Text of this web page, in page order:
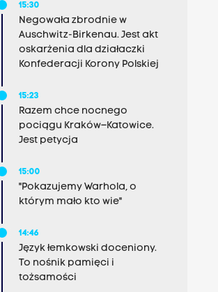
15:30
Negowała zbrodnie w
Auschwitz-Birkenau. Jest akt
oskarżenia dla działaczki
Konfederacji Korony Polskiej
15:23
Razem chce nocnego
pociągu Kraków–Katowice.
Jest petycja
15:00
"Pokazujemy Warhola, o
którym mało kto wie"
14:46
Język łemkowski doceniony.
To nośnik pamięci i
tożsamości